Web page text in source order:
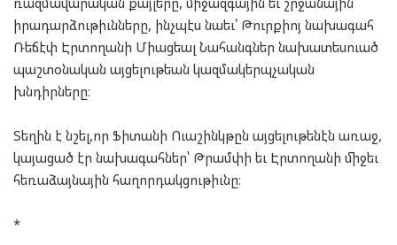
իրադարձութիւնները, ինչպէս նաեւ՝ Թուրքիոյ նախագահ
Ռեճէփ Էրտողանի Միացեալ Նահանգներ նախատեսուած
պաշտօնական այցելութեան կազմակերպչական
խնդիրները։
Տեղին է նշել,որ Ֆիտանի Ուաշինկթըն այցելութենէն առաջ,
կայացած էր նախագահներ՝ Թրամփի եւ Էրտողանի միջեւ
հեռաձայնային հաղորդակցութիւնը։
*